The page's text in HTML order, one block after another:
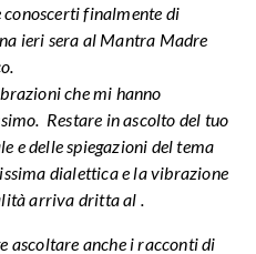
conoscerti finalmente di
ieri sera al Mantra Madre
che mi hanno
Restare in ascolto del tuo
e delle spiegazioni del tema
dialettica e la vibrazione
arriva dritta al
ascoltare anche i racconti di